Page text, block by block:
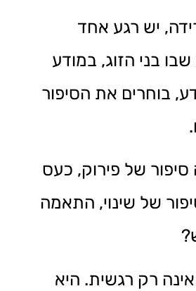
יש רגע אחד
בני הזוג, במודע
בוחרים את הסיפור
סיפור של פירוק, כעס
של שינוי, התאמה
רק רגשית. היא